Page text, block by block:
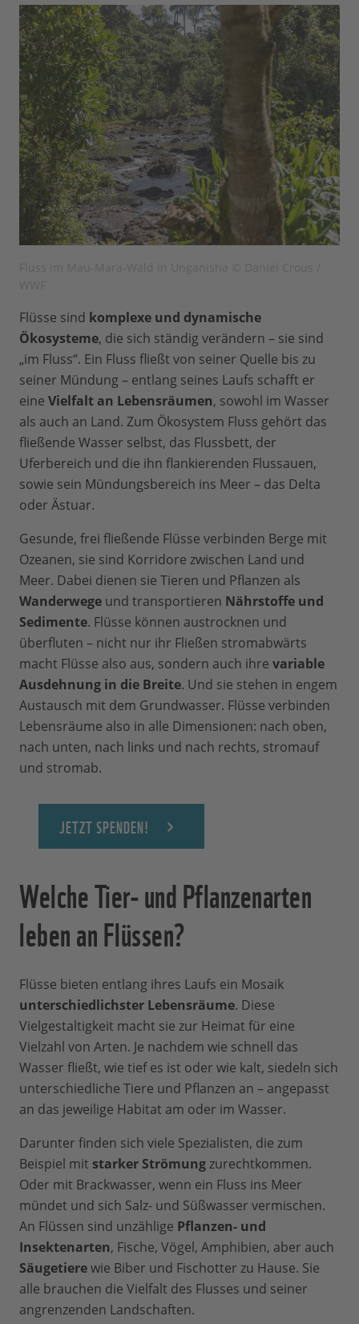
Flüsse sind komplexe und dynamische
Ökosysteme, die sich ständig verändern – sie sind
„im Fluss“. Ein Fluss fließt von seiner Quelle bis zu
seiner Mündung – entlang seines Laufs schafft er
eine Vielfalt an Lebensräumen, sowohl im Wasser
als auch an Land. Zum Ökosystem Fluss gehört das
fließende Wasser selbst, das Flussbett, der
Uferbereich und die ihn flankierenden Flussauen,
sowie sein Mündungsbereich ins Meer – das Delta
oder Ästuar.
Gesunde, frei fließende Flüsse verbinden Berge mit
Ozeanen, sie sind Korridore zwischen Land und
Meer. Dabei dienen sie Tieren und Pflanzen als
Wanderwege und transportieren Nährstoffe und
Sedimente. Flüsse können austrocknen und
überfluten – nicht nur ihr Fließen stromabwärts
macht Flüsse also aus, sondern auch ihre variable
Ausdehnung in die Breite. Und sie stehen in engem
Austausch mit dem Grundwasser. Flüsse verbinden
Lebensräume also in alle Dimensionen: nach oben,
nach unten, nach links und nach rechts, stromauf
und stromab.
JETZT SPENDEN!
Welche Tier- und Pflanzenarten
leben an Flüssen?
Flüsse bieten entlang ihres Laufs ein Mosaik
unterschiedlichster Lebensräume. Diese
Vielgestaltigkeit macht sie zur Heimat für eine
Vielzahl von Arten. Je nachdem wie schnell das
Wasser fließt, wie tief es ist oder wie kalt, siedeln sich
unterschiedliche Tiere und Pflanzen an – angepasst
an das jeweilige Habitat am oder im Wasser.
Darunter finden sich viele Spezialisten, die zum
Beispiel mit starker Strömungzurechtkommen.
Oder mit Brackwasser, wenn ein Fluss ins Meer
mündet und sich Salz- und Süßwasser vermischen.
An Flüssen sind unzählige Pflanzen- und
Insektenarten, Fische, Vögel, Amphibien, aber auch
Säugetierewie Biber und Fischotter zu Hause. Sie
alle brauchen die Vielfalt des Flusses und seiner
angrenzenden Landschaften.